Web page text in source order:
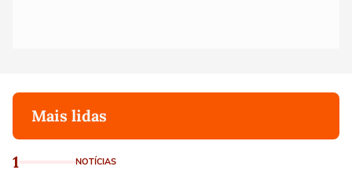
Mais lidas
1 NOTÍCIAS